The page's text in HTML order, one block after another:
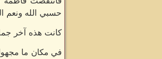
حسبي الله ونعم
كانت هذه آخر
في مكان ما